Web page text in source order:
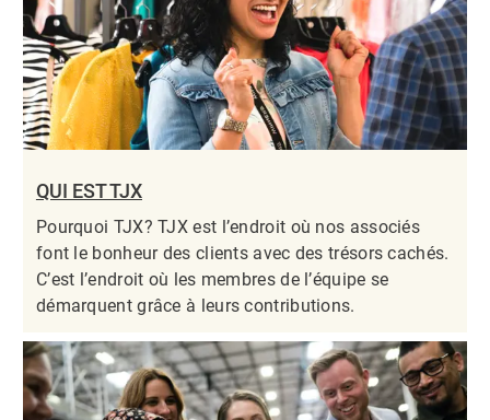
QUI EST TJX
Pourquoi TJX? TJX est l’endroit où nos associés
font le bonheur des clients avec des trésors cachés.
C’est l’endroit où les membres de l’équipe se
démarquent grâce à leurs contributions.​​​​​​​